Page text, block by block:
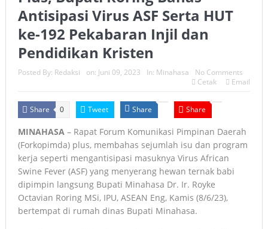
Antisipasi Virus ASF Serta HUT
ke-192 Pekabaran Injil dan
Pendidikan Kristen
Posted By: Redaksi on: Juni 09, 2023 In: Minahasa
No Comments
Cetak
Email
Share 0 Tweet Share Share
MINAHASA – Rapat Forum Komunikasi Pimpinan Daerah
(Forkopimda) plus, membahas sejumlah isu dan program
kerja seperti mengantisipasi masuknya Virus African
Swine Fever (ASF) yang menyerang hewan ternak babi
dipimpin langsung Bupati Minahasa Dr. Ir. Royke
Octavian Roring MSi, IPU, ASEAN Eng, Kamis (8/6/23),
bertempat di rumah dinas Bupati Minahasa.